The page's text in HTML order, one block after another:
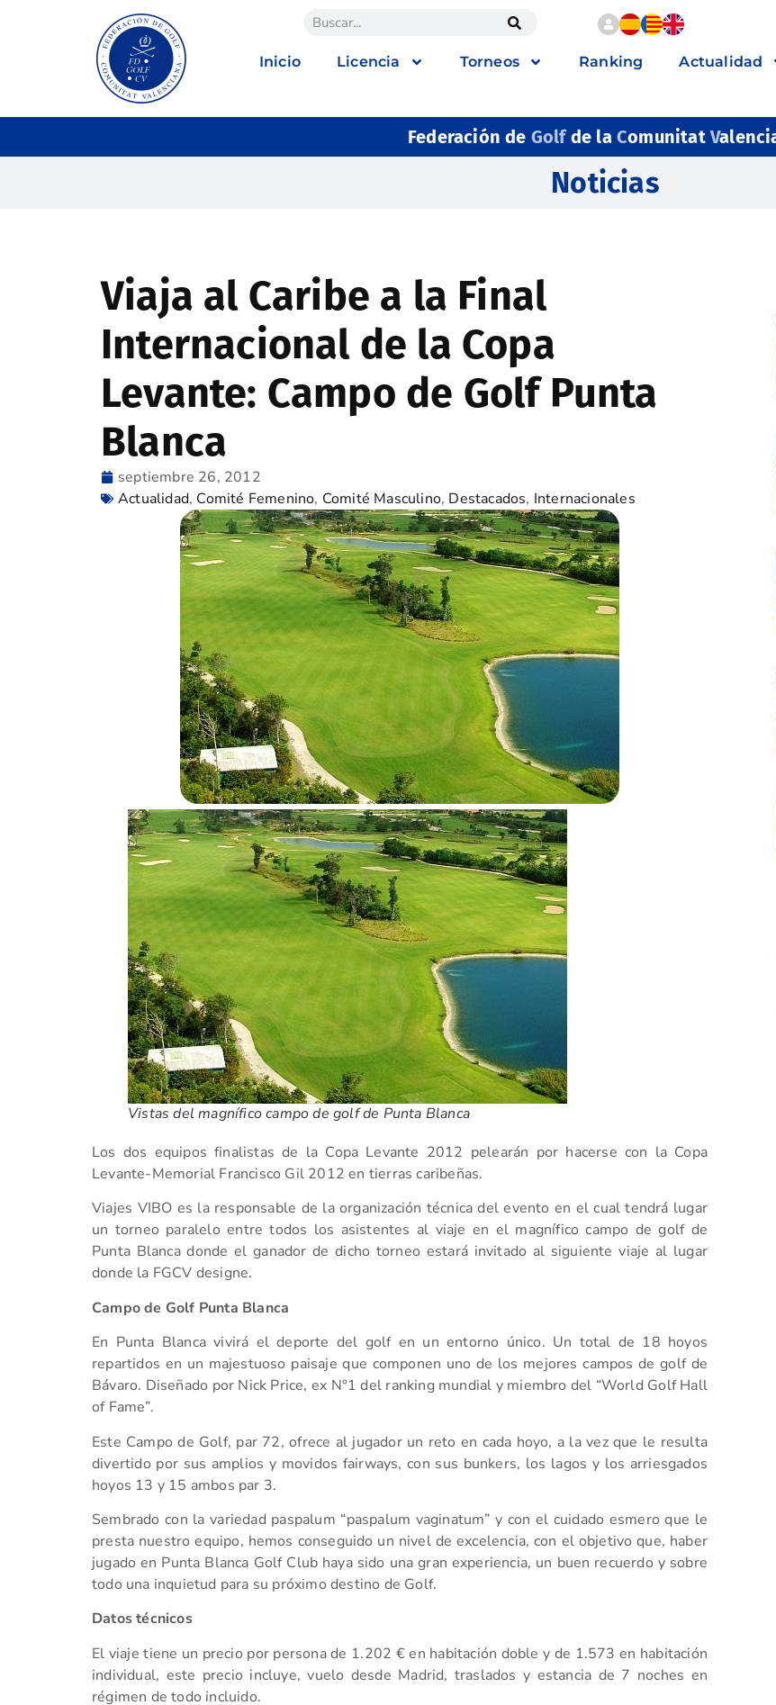
Inicio Licencia Torneos Ranking Actualidad
Federación de Golfde la ComunitatV
Noticias
Viaja al Caribe a la Final
Internacional de la Copa
Levante: Campo de Golf Punta
Blanca
septiembre 26, 2012
Actualidad, Comité Femenino, Comité Masculino, Destacados, Internacionales
Vistas del magnífico campo de golf de Punta Blanca
Los dos equipos finalistas de la Copa Levante 2012 pelearán por hacerse con la Copa
Levante-Memorial Francisco Gil 2012 en tierras caribeñas.
Viajes VIBO es la responsable de la organización técnica del evento en el cual tendrá lugar
un torneo paralelo entre todos los asistentes al viaje en el magnífico campo de golf de
Punta Blanca donde el ganador de dicho torneo estará invitado al siguiente viaje al lugar
donde la FGCV designe.
Campo de Golf Punta Blanca
En Punta Blanca vivirá el deporte del golf en un entorno único. Un total de 18 hoyos
repartidos en un majestuoso paisaje que componen uno de los mejores campos de golf de
Bávaro. Diseñado por Nick Price, ex N°1 del ranking mundial y miembro del “World Golf Hall
of Fame”.
Este Campo de Golf, par 72, ofrece al jugador un reto en cada hoyo, a la vez que le resulta
divertido por sus amplios y movidos fairways, con sus bunkers, los lagos y los arriesgados
hoyos 13 y 15 ambos par 3.
Sembrado con la variedad paspalum “paspalum vaginatum” y con el cuidado esmero que le
presta nuestro equipo, hemos conseguido un nivel de excelencia, con el objetivo que, haber
jugado en Punta Blanca Golf Club haya sido una gran experiencia, un buen recuerdo y sobre
todo una inquietud para su próximo destino de Golf.
Datos técnicos
El viaje tiene un precio por persona de 1.202 € en habitación doble y de 1.573 en habitación
individual, este precio incluye, vuelo desde Madrid, traslados y estancia de 7 noches en
régimen de todo incluido.